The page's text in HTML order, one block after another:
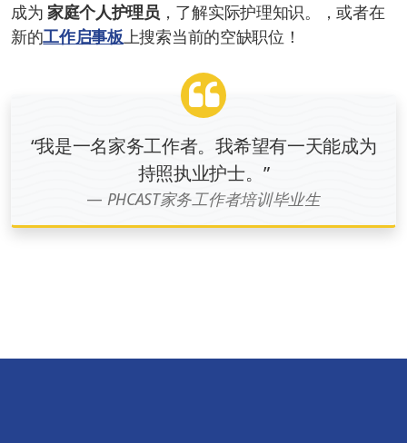
成为家庭个人护理员 ，了解实际护理知识。
，或者在
新的工作启事板上搜索当前的空缺职位！
“我是一名家务工作者。我希望有一天能成为
持照执业护士。”
PHCAST家务工作者培训毕业生